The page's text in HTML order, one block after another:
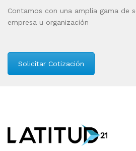
Contamos con una amplia gama de
empresa u organización
Solicitar Cotización